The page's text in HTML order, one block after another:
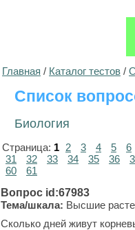
Главная / Каталог тестов /
Список
Биология
Страница: 1 2 3 4 5
6
31
32 33 34 35 36
60
61
Вопрос id:67983
Тема/шкала: Высшие
Сколько дней живут